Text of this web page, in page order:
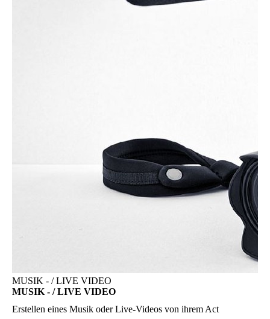
MUSIK - / LIVE VIDEO
MUSIK - / LIVE VIDEO
Erstellen eines Musik oder Live-Videos von ihrem Act